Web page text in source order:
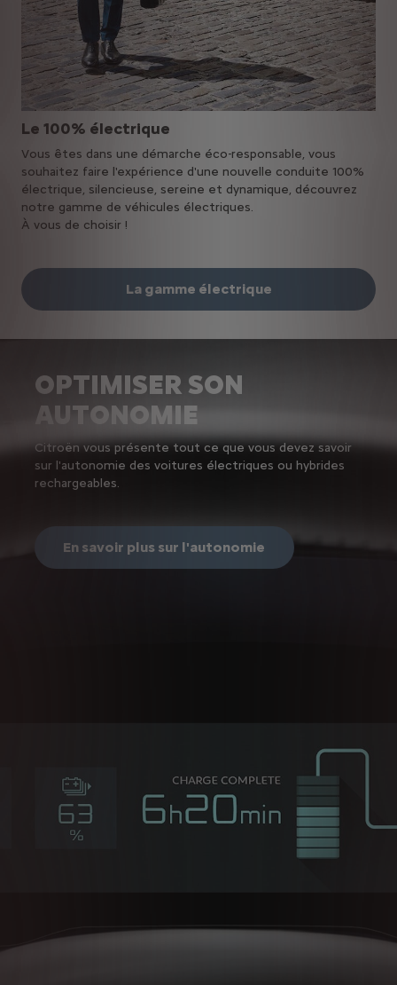
Le 100% électrique
Vous êtes dans une démarche éco-responsable, vous
souhaitez faire l'expérience d'une nouvelle conduite 100%
électrique, silencieuse, sereine et dynamique, découvrez
notre gamme de véhicules électriques.
À vous de choisir !
La gamme électrique
OPTIMISER SON
AUTONOMIE
Citroën vous présente tout ce que vous devez savoir
sur l'autonomie des voitures électriques ou hybrides
rechargeables.
En savoir plus sur l'autonomie